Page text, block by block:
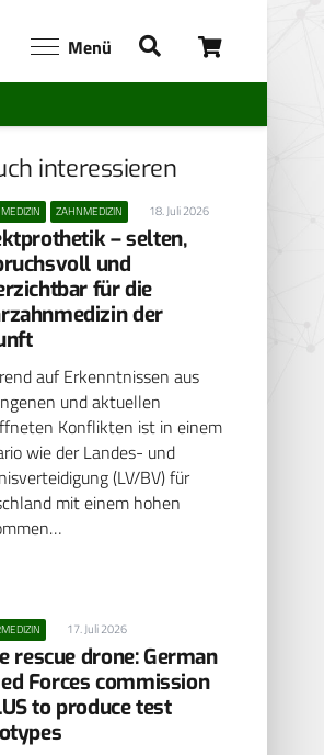
Menü
interessieren
ZAHNMEDIZIN 18. Juli 2026
– selten,
und
für die
der
auf Erkenntnissen aus
und aktuellen
Konflikten ist in einem
wie der Landes- und
(LV/BV) für
mit einem hohen
17. Juli 2026
rescue drone: German
Forces commission
to produce test